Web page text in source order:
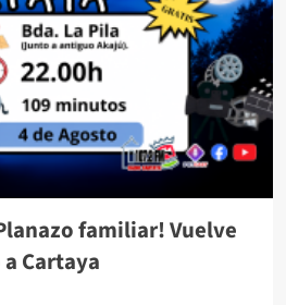
familiar! Vuelve
Cartaya